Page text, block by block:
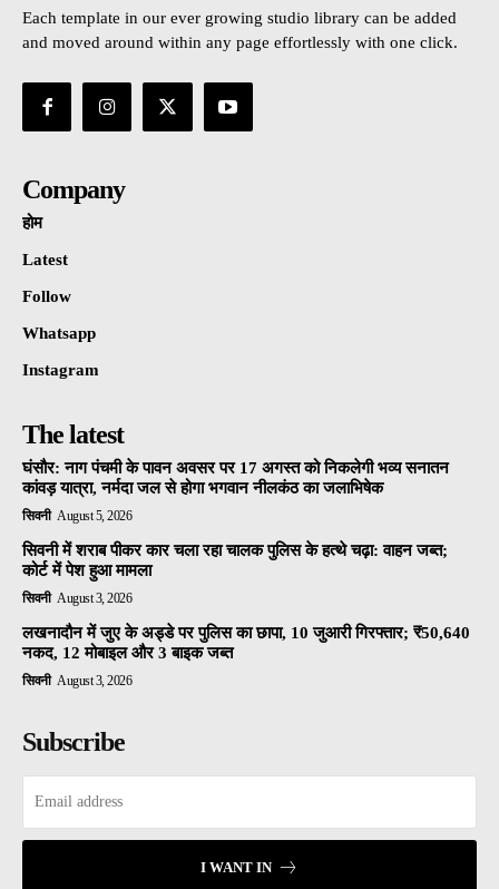
Each template in our ever growing studio library can be added
and moved around within any page effortlessly with one click.
Company
होम
Latest
Follow
Whatsapp
Instagram
The latest
घंसौर: नाग पंचमी के पावन अवसर पर 17 अगस्त को निकलेगी भव्य सनातन
कांवड़ यात्रा, नर्मदा जल से होगा भगवान नीलकंठ का जलाभिषेक
सिवनी August 5, 2026
सिवनी में शराब पीकर कार चला रहा चालक पुलिस के हत्थे चढ़ा: वाहन जब्त;
कोर्ट में पेश हुआ मामला
सिवनी August 3, 2026
लखनादौन में जुए के अड्डे पर पुलिस का छापा, 10 जुआरी गिरफ्तार; ₹50,640
नकद, 12 मोबाइल और 3 बाइक जब्त
सिवनी August 3, 2026
Subscribe
I WANT IN